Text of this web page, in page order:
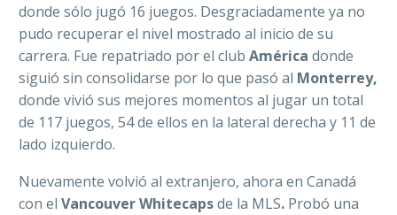
donde sólo jugó 16 juegos. Desgraciadamente ya no
pudo recuperar el nivel mostrado al inicio de su
carrera. Fue repatriado por el club América donde
siguió sin consolidarse por lo que pasó al Monterrey,
donde vivió sus mejores momentos al jugar un total
de 117 juegos, 54 de ellos en la lateral derecha y 11 de
lado izquierdo.
Nuevamente volvió al extranjero, ahora en Canadá
con el Vancouver Whitecapsde la MLS. Probó una